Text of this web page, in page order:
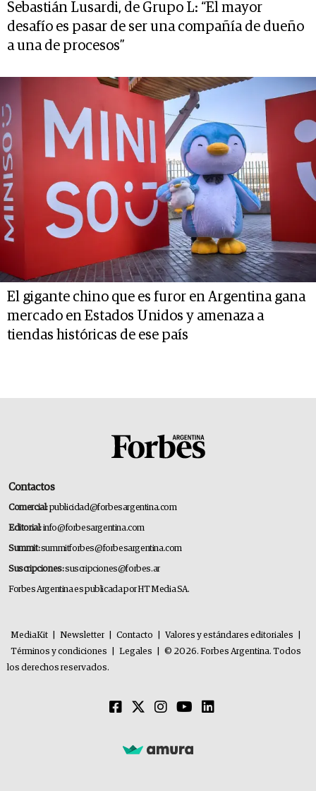
Sebastián Lusardi, de Grupo L: “El mayor
desafío es pasar de ser una compañía de dueño
a una de procesos”
El gigante chino que es furor en Argentina gana
mercado en Estados Unidos y amenaza a
tiendas históricas de ese país
Contactos
Comercial:publicidad@forbesargentina.com
Editorial:info@forbesargentina.com
Summit:summitforbes@forbesargentina.com
Suscripciones:suscripciones@forbes.ar
Forbes Argentina es publicada por HT Media SA.
MediaKit Newsletter Contacto Valores y estándares editoriales
Términos y condiciones
Legales
© 2026. Forbes Argentina. Todos
los derechos reservados.